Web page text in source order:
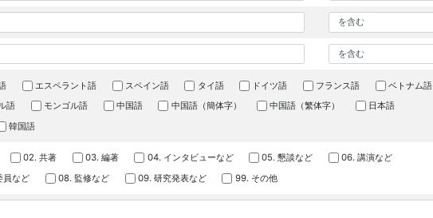
エスペラント語 スペイン語 タイ語 ドイツ語 フランス語
ベトナム語
語
モンゴル語 中国語 中国語（簡体字） 中国語（繁体字）
日本語
韓国語
02. 共著 03. 編著 04. インタビューなど 05. 懇談など
06. 講演など
員など
08. 監修など 09. 研究発表など 99. その他